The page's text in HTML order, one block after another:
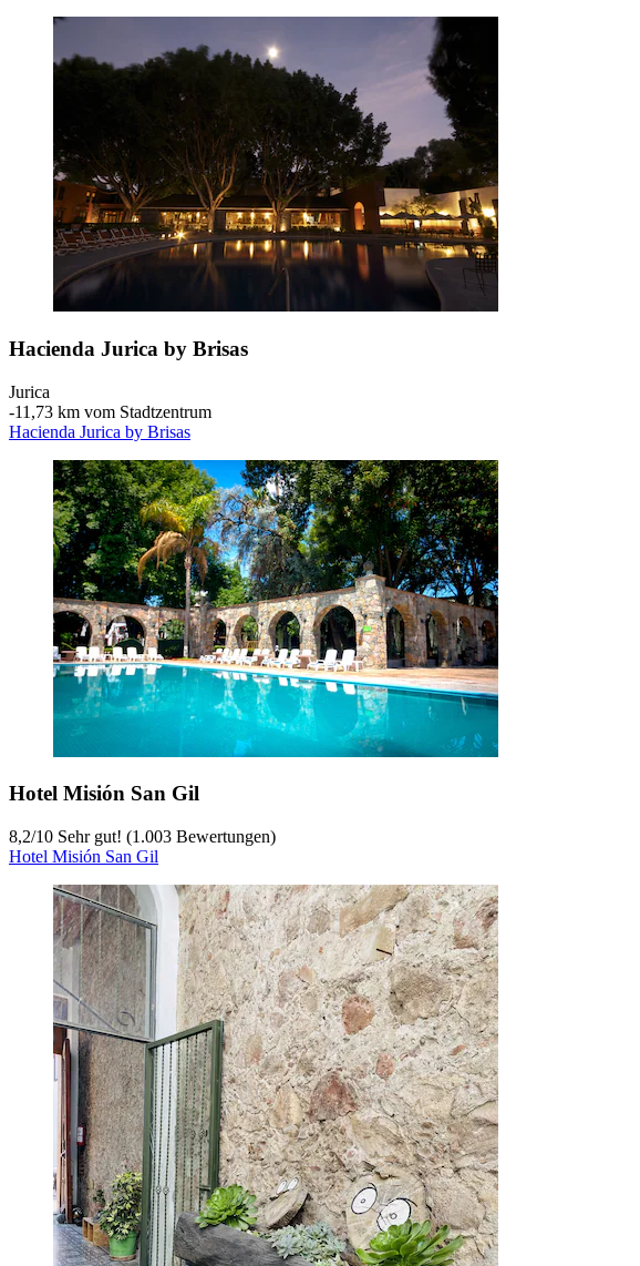
Hacienda Jurica by Brisas
Jurica
‐11,73 km vom Stadtzentrum
Hacienda Jurica by Brisas
Hotel Misión San Gil
8,2/10 Sehr gut! (1.003 Bewertungen)
Hotel Misión San Gil